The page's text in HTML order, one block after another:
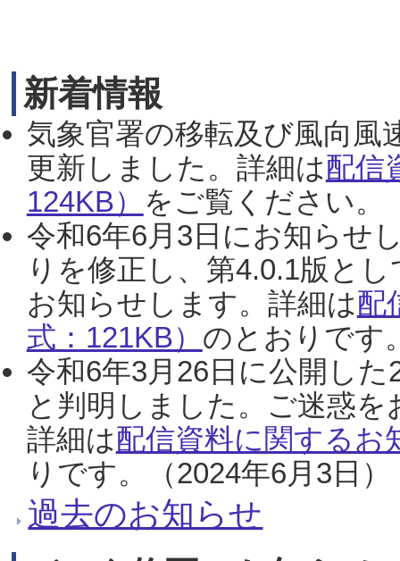
新着情報
気象官署の移転及び風向風
更新しました。詳細は配信
124KB） をご覧ください。
令和6年6月3日にお知らせ
りを修正し、第4.0.1版と
お知らせします。詳細は配
式：121KB） のとおりです
令和6年3月26日に公開し
と判明しました。ご迷惑
詳細は配信資料に関するお
りです。（2024年6月3日）
過去のお知らせ